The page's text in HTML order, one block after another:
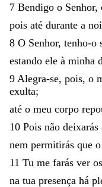
7 Bendigo o Senhor,
pois até durante a
8 O Senhor, tenho-o
estando ele à minha
9 Alegra-se, pois, o
exulta;
até o meu corpo
10 Pois não deixarás
nem permitirás que o
11 Tu me farás ver os
na tua presença há